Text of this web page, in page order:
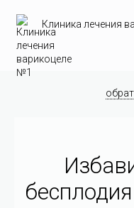
Клиника лечения